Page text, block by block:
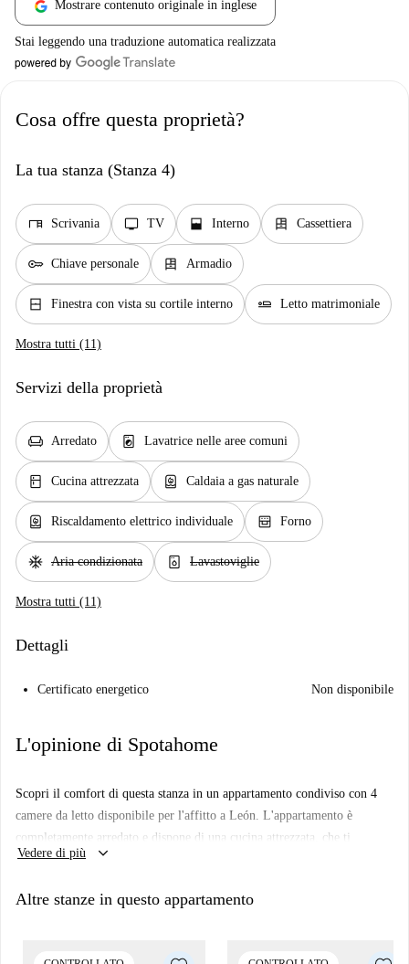
Mostrare contenuto originale in inglese
Stai leggendo una traduzione automatica realizzata
Cosa offre questa proprietà?
La tua stanza (Stanza 4)
desk Scrivania tv TV window_open Interno dresser Cassettiera
key Chiave personale dresser Armadio
window_closed Finestra con vista su cortile interno airline_seat_flat Letto matrimoniale
Mostra tutti (11)
Servizi della proprietà
chair Arredato local_laundry_service Lavatrice nelle aree comuni
kitchen Cucina attrezzata water_heater Caldaia a gas naturale
water_heater Riscaldamento elettrico individuale oven_gen Forno
ac_unit Aria condizionata dishwasher_gen Lavastoviglie
Mostra tutti (11)
Dettagli
Certificato energetico Non disponibile
L'opinione di Spotahome
Scopri il comfort di questa stanza in un appartamento condiviso con 4
camere da letto disponibile per l'affitto a León. L'appartamento è
completamente arredato e dispone di una cucina attrezzata, che ti
permetterà di preparare i tuoi pasti facilmente. L'alloggio non include le
separatamente. Spotahome ha verificato personalmente questa proprietà,
Situata a León, questa struttura si trova nelle vicinanze di vari punti di
Vedere di più keyboard_arrow_down
Altre stanze in questo appartamento